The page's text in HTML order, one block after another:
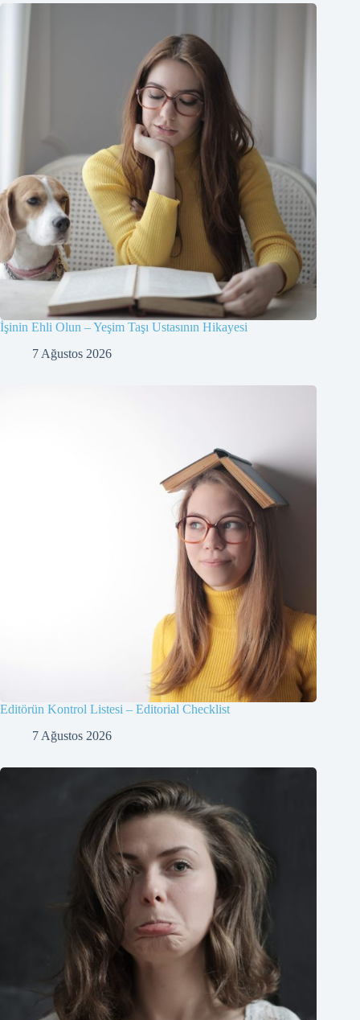
İşinin Ehli Olun – Yeşim Taşı Ustasının Hikayesi
7 Ağustos 2026
Editörün Kontrol Listesi – Editorial Checklist
7 Ağustos 2026